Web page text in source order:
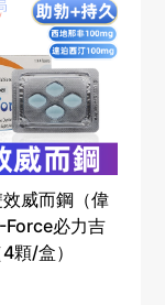
威而鋼（偉
Force必力吉
4顆/盒）